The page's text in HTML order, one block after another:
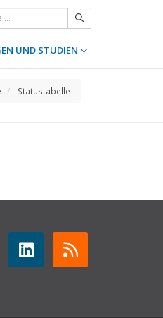
UND STUDIEN
Statustabelle